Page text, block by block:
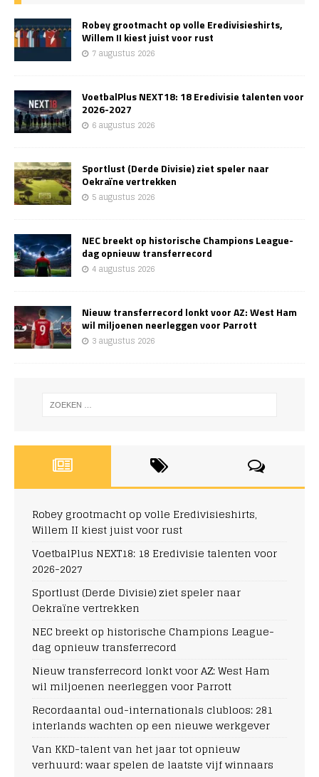
Robey grootmacht op volle Eredivisieshirts,
Willem II kiest juist voor rust
7 augustus 2026
VoetbalPlus NEXT18: 18 Eredivisie talenten voor
2026-2027
6 augustus 2026
Sportlust (Derde Divisie) ziet speler naar
Oekraïne vertrekken
5 augustus 2026
NEC breekt op historische Champions League-
dag opnieuw transferrecord
4 augustus 2026
Nieuw transferrecord lonkt voor AZ: West Ham
wil miljoenen neerleggen voor Parrott
3 augustus 2026
Robey grootmacht op volle Eredivisieshirts,
Willem II kiest juist voor rust
VoetbalPlus NEXT18: 18 Eredivisie talenten voor
2026-2027
Sportlust (Derde Divisie) ziet speler naar
Oekraïne vertrekken
NEC breekt op historische Champions League-
dag opnieuw transferrecord
Nieuw transferrecord lonkt voor AZ: West Ham
wil miljoenen neerleggen voor Parrott
Recordaantal oud-internationals clubloos: 281
interlands wachten op een nieuwe werkgever
Van KKD-talent van het jaar tot opnieuw
verhuurd: waar spelen de laatste vijf winnaars